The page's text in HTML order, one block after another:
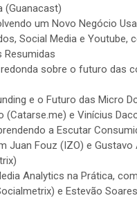
(Guanacast)
um Novo Negócio
Social Media e Youtube,
Resumidas
sobre o futuro das
e o Futuro das Micro
(Catarse.me) e Vinícius
a Escutar
Juan Fouz (IZO) e Gustavo
Analytics na Prática,
e Estevão